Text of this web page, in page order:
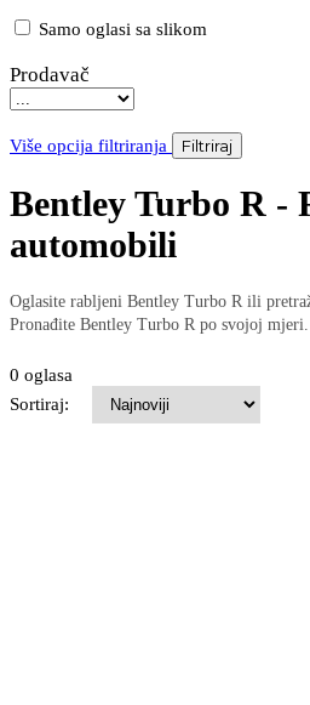
Samo oglasi sa slikom
Prodavač
Više opcija filtriranja Filtriraj
Bentley Turbo R -
automobili
Oglasite rabljeni Bentley Turbo R ili
Pronađite Bentley Turbo R po svojoj mjeri.
0 oglasa
Sortiraj: